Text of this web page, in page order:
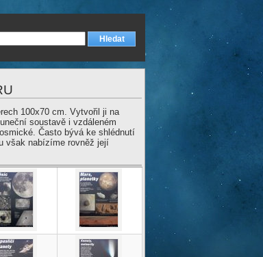
100x70 cm. Vytvořil ji na
soustavě i vzdáleném
Často bývá ke shlédnutí
však nabízíme rovněž její